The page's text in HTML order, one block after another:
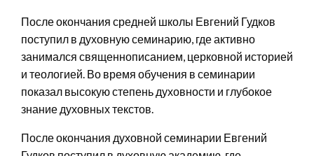
После окончания средней школы Евгений Гудков
поступил в духовную семинарию, где активно
занимался священнописанием, церковной историей
и теологией. Во время обучения в семинарии
показал высокую степень духовности и глубокое
знание духовных текстов.
После окончания духовной семинарии Евгений